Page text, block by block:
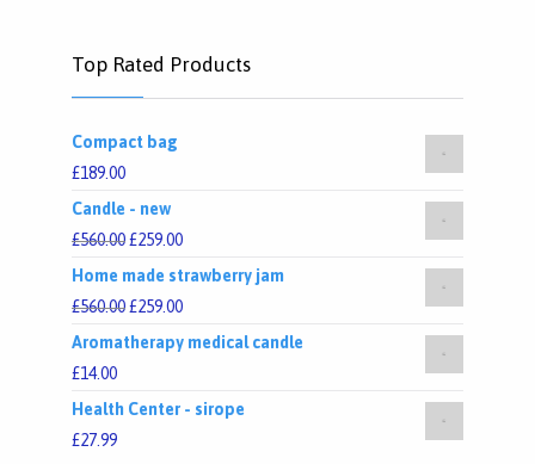
Top Rated Products
Compact bag
£189.00
Candle - new
£560.00£259.00
Home made strawberry jam
£560.00£259.00
Aromatherapy medical candle
£14.00
Health Center - sirope
£27.99